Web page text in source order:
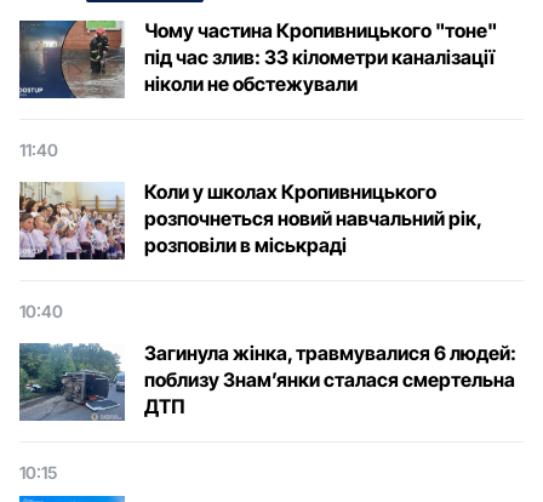
Чому частина Кропивницького "тоне"
під час злив: 33 кілометри каналізації
ніколи не обстежували
11:40
Коли у школах Кропивницького
розпочнеться новий навчальний рік,
розповіли в міськраді
10:40
Загинула жінка, травмувалися 6 людей:
поблизу Знам’янки сталася смертельна
ДТП
10:15